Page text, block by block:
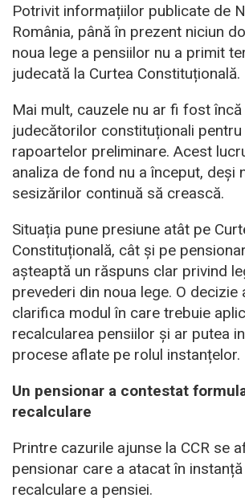
Potrivit informațiilor publicate de
România, până în prezent niciun
noua lege a pensiilor nu a primit
judecată la Curtea Constituțională.
Mai mult, cauzele nu ar fi fost
judecătorilor constituționali
rapoartelor preliminare. Acest
analiza de fond nu a început, deși
sesizărilor continuă să crească.
Situația pune presiune atât pe
Constituțională, cât și pe
așteaptă un răspuns clar privind
prevederi din noua lege. O decizie
clarifica modul în care trebuie
recalcularea pensiilor și ar putea
procese aflate pe rolul instanțelor.
Un pensionar a contestat
recalculare
Printre cazurile ajunse la CCR se
pensionar care a atacat în
recalculare a pensiei.